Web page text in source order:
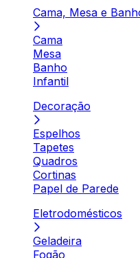
Cama, Mesa e
Cama
Mesa
Banho
Infantil
Decoração
Espelhos
Tapetes
Quadros
Cortinas
Papel de Parede
Eletrodomésticos
Geladeira
Fogão